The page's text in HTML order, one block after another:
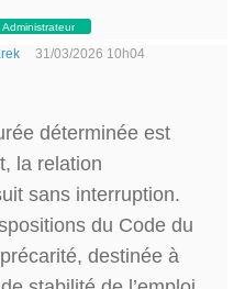
Administrateur
31/03/2026 10h04
déterminée est
la relation
sans interruption.
du Code du
destinée à